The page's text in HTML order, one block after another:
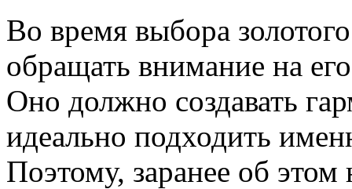
Во время выбора
обращать внимание на
Оно должно создавать
идеально подходить
Поэтому, заранее об этом